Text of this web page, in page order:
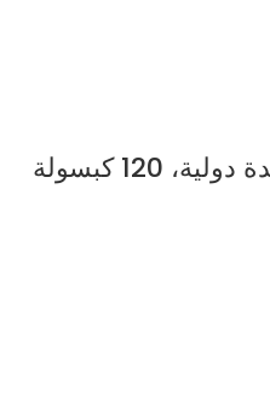
فيتامين د-3، 10,000 وحدة دولية، 120 كبسولة